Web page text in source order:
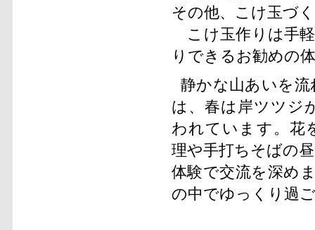
その他、こけ玉づ
こけ玉作りは手
りできるお勧めの
静かな山あいを
は、春は岸ツツジ
われています。花
理や手打ちそばの
体験で交流を深め
の中でゆっくり過